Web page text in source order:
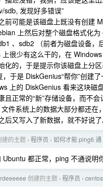
sdb, 发现好多错误”
前可能是该磁盘上既没有创建
上然后对整个磁盘格式化
、sdb2 （前者为磁盘设备
很少有这么干的，在
化的，于是提示你该磁盘上分
，于是 DiskGenius“帮你”创建
上的 DiskGenius 看来这块磁
且正常的“新”存储设备，而不
件系统上的数据大部分都还
后又写入了新数据，就不好说
建的主题 › 程序员 › 如何才能 ping6
Ubuntu 都正常，ping 不通说
创建的主题 › 程序员 ›